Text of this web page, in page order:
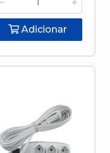
Adicionar